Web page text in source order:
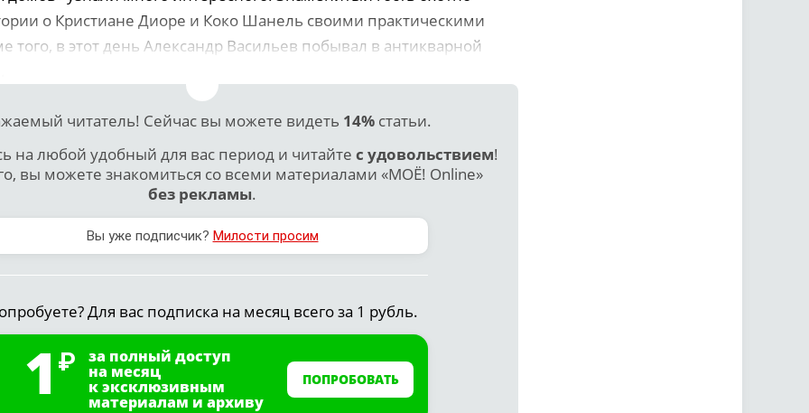
о Кристиане Диоре и Коко Шанель своими практическими
того, в этот день Александр Васильев побывал в антикварной
читатель! Сейчас вы можете видеть 14%статьи.
на любой удобный для вас период и читайте с удовольствием!
вы можете знакомиться со всеми материалами «МОЁ! Online»
без рекламы.
Вы уже подписчик? Милости просим
Для вас подписка на месяц всего за 1 рубль.
1 за полный доступ
на месяц
к эксклюзивным
материалам и архиву
ПОПРОБОВАТЬ